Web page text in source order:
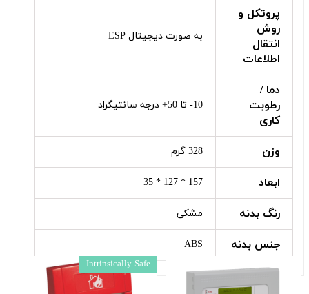
پروتکل و
روش
انتقال
اطلاعات
به صورت دیجیتال ESP
دما /
رطوبت
کاری
10- تا 50+ درجه سانتیگراد
وزن 328 گرم
ابعاد 157 * 127 * 35
رنگ بدنه مشکی
جنس بدنه ABS
Intrinsically Safe